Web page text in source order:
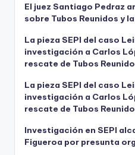
El juez Santiago Pedraz
sobre Tubos Reunidos y la
La pieza SEPI del caso
investigación a Carlos
rescate de Tubos
La pieza SEPI del caso
investigación a Carlos
rescate de Tubos
Investigación en SEPI
Figueroa por presunta